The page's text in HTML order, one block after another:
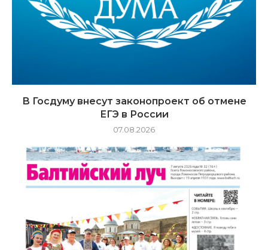
В Госдуму внесут законопроект об отмене
ЕГЭ в России
07.08.2026